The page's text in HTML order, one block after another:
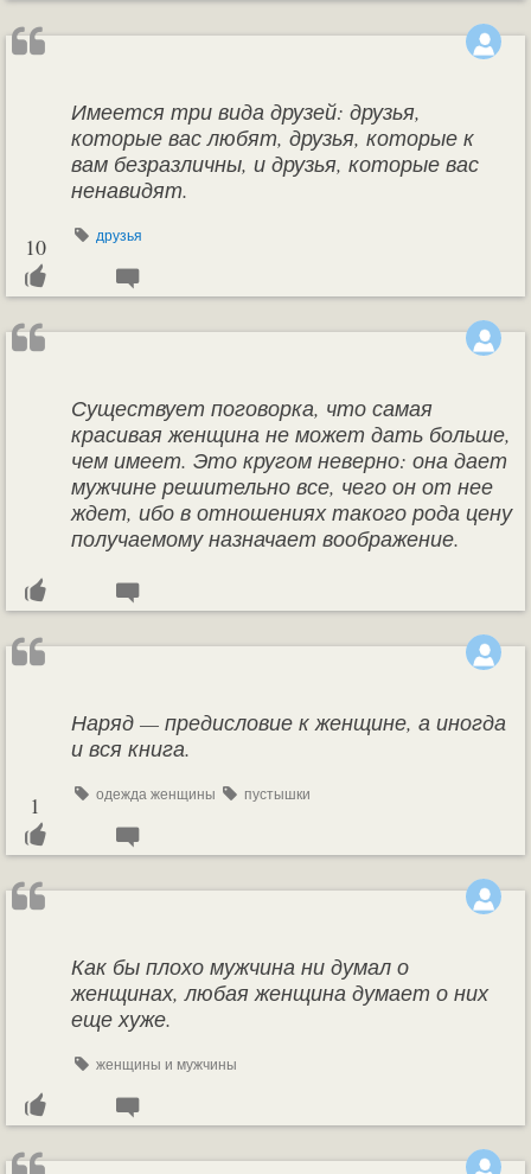
Имеется три вида друзей: друзья,
которые вас любят, друзья, которые к
вам безразличны, и друзья, которые вас
ненавидят.
друзья
10
Существует поговорка, что самая
красивая женщина не может дать больше,
чем имеет. Это кругом неверно: она дает
мужчине решительно все, чего он от нее
ждет, ибо в отношениях такого рода цену
получаемому назначает воображение.
Наряд — предисловие к женщине, а иногда
и вся книга.
одежда женщины пустышки
1
Как бы плохо мужчина ни думал о
женщинах, любая женщина думает о них
еще хуже.
женщины и мужчины